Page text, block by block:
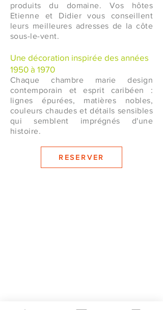
produits du domaine. Vos hôtes
Etienne et Didier vous conseillent
leurs meilleures adresses de la côte
sous-le-vent.
Une décoration inspirée des années
1950 à 1970
Chaque chambre marie design
contemporain et esprit caribéen :
lignes épurées, matières nobles,
couleurs chaudes et détails sensibles
qui semblent imprégnés d'une
histoire.
RESERVER